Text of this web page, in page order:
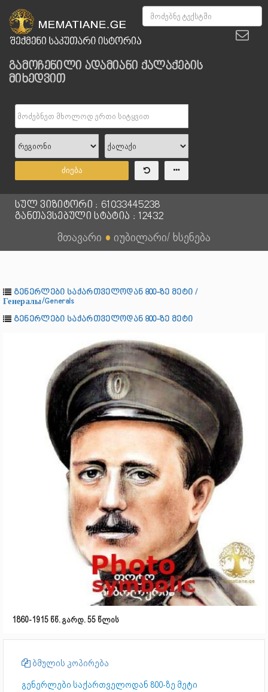
გამოჩენილი ადამიანი ქალაქების
მიხედვით
ძიება
სულ ვიზიტორი : 61033445238
განთავსებული სტატია : 12432
მთავარი ● იუბილარი/ ხსენება
გენერლები საქართველოდან 800-ზე მეტი /
Генералы/Generals
გენერლები საქართველოდან 800-ზე მეტი
1860-1915 წწ. გარდ. 55 წლის
ბმულის კოპირება
გენერლები საქართველოდან 800-ზე მეტი